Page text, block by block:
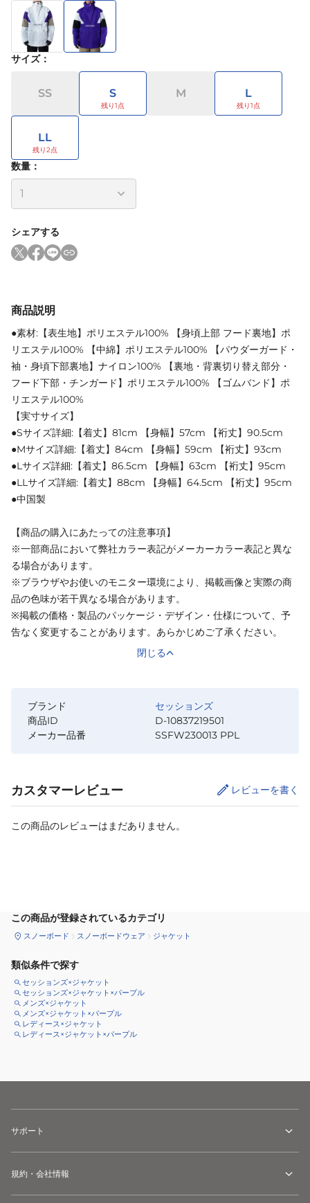
サイズ：
SS S M L
LL
数量：
シェアする
商品説明
●素材:【表生地】ポリエステル100% 【身頃上部 フード裏地】ポ
リエステル100% 【中綿】ポリエステル100% 【パウダーガード・
袖・身頃下部裏地】ナイロン100% 【裏地・背裏切り替え部分・
フード下部・チンガード】ポリエステル100% 【ゴムバンド】ポ
リエステル100%
【実寸サイズ】
●Sサイズ詳細:【着丈】81cm 【身幅】57cm 【裄丈】90.5cm
●Mサイズ詳細:【着丈】84cm 【身幅】59cm 【裄丈】93cm
●Lサイズ詳細:【着丈】86.5cm 【身幅】63cm 【裄丈】95cm
●LLサイズ詳細:【着丈】88cm 【身幅】64.5cm 【裄丈】95cm
●中国製
【商品の購入にあたっての注意事項】
※一部商品において弊社カラー表記がメーカーカラー表記と異な
る場合があります。
※ブラウザやお使いのモニター環境により、掲載画像と実際の商
品の色味が若干異なる場合があります。
※掲載の価格・製品のパッケージ・デザイン・仕様について、予
告なく変更することがあります。あらかじめご了承ください。
閉じる
ブランド
セッションズ
商品ID
D-10837219501
メーカー品番
SSFW230013 PPL
カスタマーレビュー レビューを書く
この商品のレビューはまだありません。
この商品が登録されているカテゴリ
スノーボード スノーボードウェア ジャケット
類似条件で探す
セッションズ×ジャケット
セッションズ×ジャケット×パープル
メンズ×ジャケット
メンズ×ジャケット×パープル
レディース×ジャケット
レディース×ジャケット×パープル
サポート
規約・会社情報